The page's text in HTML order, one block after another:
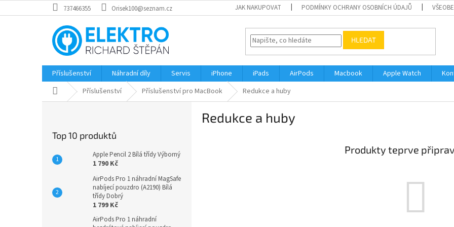
na
737466355 Orisek100@seznam.cz JAK NAKUPOVAT PODMÍNKY OCHRANY OSOBNÍCH ÚDAJŮ
HLEDAT
Příslušenství Náhradní díly Servis iPhone iPads AirPods Macbook Apple Watch
Domů Příslušenství Příslušenství pro MacBook Redukce a huby
Top 10 produktů
Apple Pencil 2 Bílá třídy Výborný
1 790 Kč
AirPods Pro 1 náhradní MagSafe
nabíjecí pouzdro (A2190) Bílá
třídy Dobrý
1 799 Kč
AirPods Pro 1 náhradní
Redukce a huby
Produkty teprve